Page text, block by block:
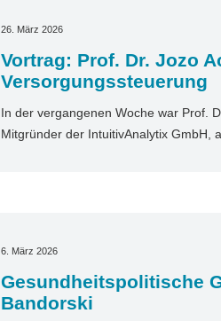
26. März 2026
Vortrag: Prof. Dr. Jozo
Versorgungssteuerung
In der vergangenen Woche war Prof.
Mitgründer der IntuitivAnalytix GmbH,
6. März 2026
Gesundheitspolitische
Bandorski